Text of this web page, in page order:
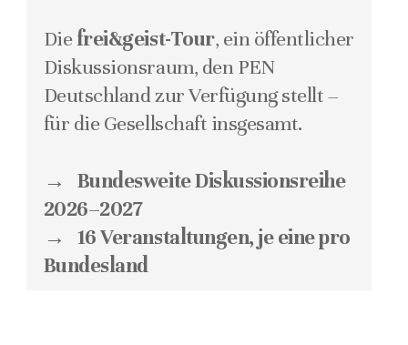
Diefrei&geist-Tour, ein öffentlicher
Diskussionsraum, den PEN
Deutschland zur Verfügung stellt –
für die Gesellschaft insgesamt.
→ Bundesweite Diskussionsreihe
2026–2027
→ 16 Veranstaltungen, je eine pro
Bundesland